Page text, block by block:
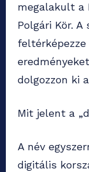
megalakult a
Polgári Kör.
dolgozzon ki
Mit jelent a
A név
digitális